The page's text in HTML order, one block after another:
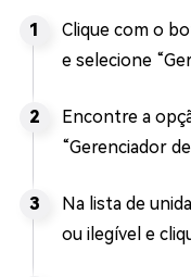
Clique com o
e selecione
Encontre a
“Gerenciador
Na lista de
ou ilegível e